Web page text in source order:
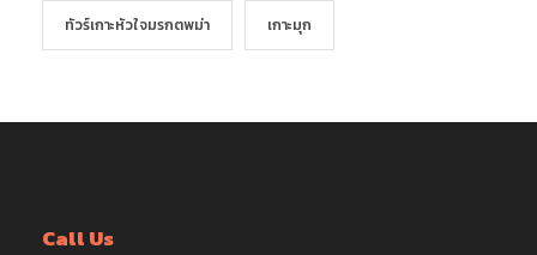
ทัวร์เกาะหัวใจมรกตพม่า เกาะมุก
Call Us